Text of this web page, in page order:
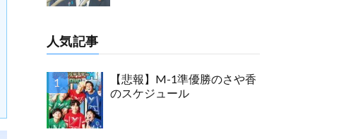
人気記事
【悲報】M-1準優勝のさや香
のスケジュール